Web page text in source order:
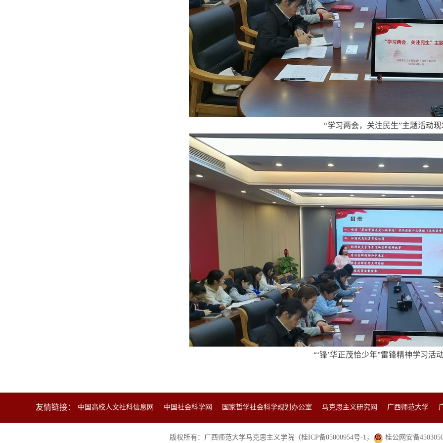
“学习两会，关注民生”主题活动
“‘锋’华正茂恰少年”雷锋精神学习活
友情链接： 中国高校人文社科信息网 中国社会科学网 国家哲学社会科学规划办公室 马克思主义研究网 广西师范大学
版权所有：广西师范大学马克思主义学院（桂ICP备05000954号-1， 桂公网安备